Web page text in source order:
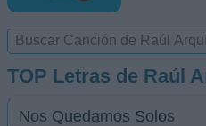
TOP Letras de Raúl
Nos Quedamos Solos